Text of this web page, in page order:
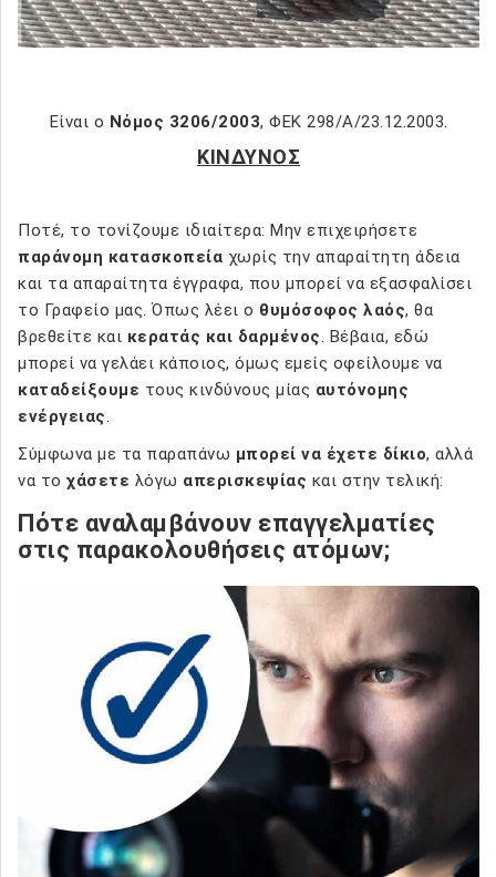
Είναι ο Νόμος 3206/2003, ΦΕΚ 298/Α/23.12.2003.
ΚΙΝΔΥΝΟΣ
Ποτέ, το τονίζουμε ιδιαίτερα: Μην επιχειρήσετε
παράνομη κατασκοπεία χωρίς την απαραίτητη άδεια
και τα απαραίτητα έγγραφα, που μπορεί να εξασφαλίσει
το Γραφείο μας. Όπως λέει ο θυμόσοφος λαός, θα
βρεθείτε και κερατάς και δαρμένος . Βέβαια, εδώ
μπορεί να γελάει κάποιος, όμως εμείς οφείλουμε να
καταδείξουμε τους κινδύνους μίας αυτόνομης
ενέργειας
Σύμφωνα με τα παραπάνω μπορεί να έχετε δίκιο, αλλά
να το χάσετε λόγω απερισκεψίας και στην τελική:
Πότε αναλαμβάνουν επαγγελματίες
στις παρακολουθήσεις ατόμων;